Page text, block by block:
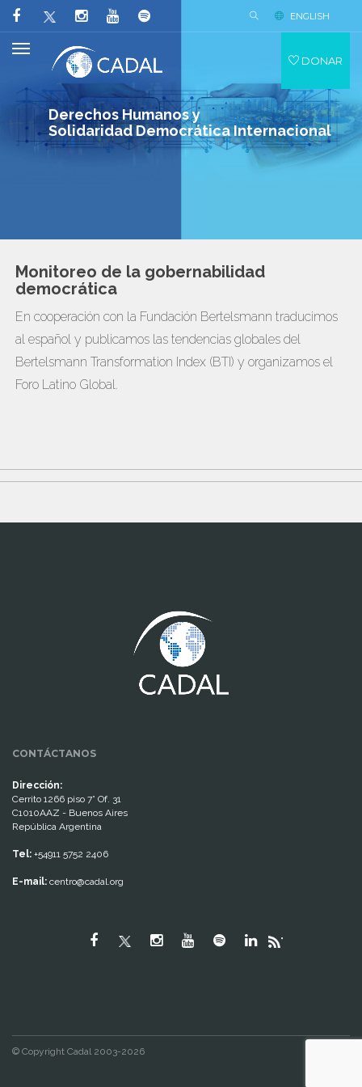
Derechos Humanos y
Solidaridad Democrática Internacional
ENGLISH
DONAR
Monitoreo de la gobernabilidad
democrática
En cooperación con la Fundación Bertelsmann traducimos
al español y publicamos las tendencias globales del
Bertelsmann Transformation Index (BTI) y organizamos el
Foro Latino Global.
CONTÁCTANOS
Dirección:
Cerrito 1266 piso 7° Of. 31
C1010AAZ - Buenos Aires
República Argentina
Tel: +54911 5752 2406
E-mail: centro@cadal.org
"
© Copyright Cadal 2003-2026